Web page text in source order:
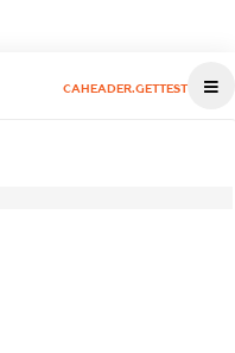
CAHEADER.GETTEST